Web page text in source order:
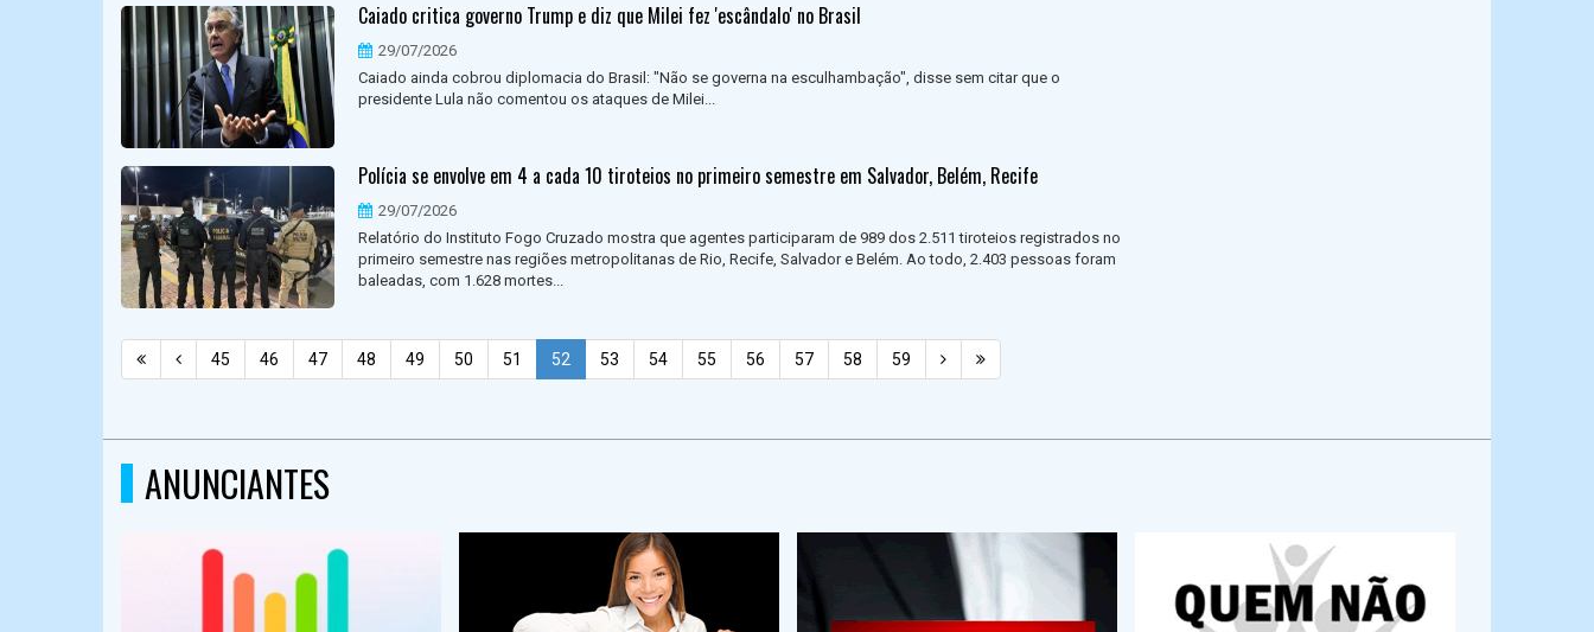
Caiado critica governo Trump e diz que Milei fez 'escândalo' no Brasil
29/07/2026
Caiado ainda cobrou diplomacia do Brasil: "Não se governa na esculhambação", disse sem citar que o
presidente Lula não comentou os ataques de Milei...
Polícia se envolve em 4 a cada 10 tiroteios no primeiro semestre em Salvador, Belém, Recife
29/07/2026
Relatório do Instituto Fogo Cruzado mostra que agentes participaram de 989 dos 2.511 tiroteios registrados no
primeiro semestre nas regiões metropolitanas de Rio, Recife, Salvador e Belém. Ao todo, 2.403 pessoas foram
baleadas, com 1.628 mortes...
45 46 47 48 49 50 51 52 53 54 55 56 57 58 59
ANUNCIANTES